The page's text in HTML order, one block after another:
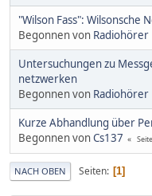
"Wilson Fass": Wilsonsche
Begonnen von Radiohörer
Untersuchungen zu
netzwerken
Begonnen von Radiohörer
Kurze Abhandlung über
Begonnen vonCs137
NACH OBEN Seiten 1